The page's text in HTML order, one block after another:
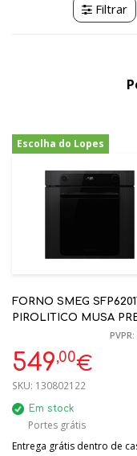
Filtrar
Escolha do Lopes
-21%
FORNO SMEG
PIROLITICO MUSA
549,00€
SKU: 130802122
Em stock
Portes grátis
Entrega grátis dentro de